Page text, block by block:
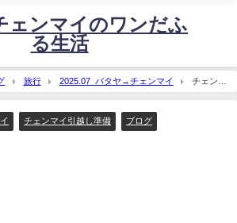
ェンマイのワンだふ
る生活
旅行 2025.07_パタヤ→チェンマイ
チェンマ
終日)
チェンマイ引越し準備 ブログ